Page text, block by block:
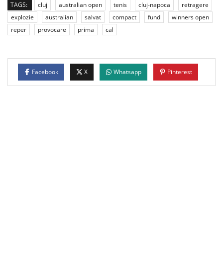
TAGS: cluj australian open tenis cluj-napoca
retragere
explozie
australian salvat compact fund
winners open
reper
provocare prima cal
Facebook X Whatsapp Pinterest